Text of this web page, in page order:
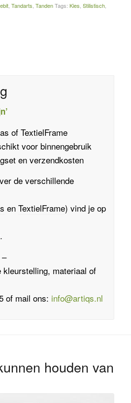
, Tandarts Tanden Tags: Kies Stilistisch,
of TextielFrame
voor binnengebruik
en verzendkosten
de verschillende
en TextielFrame) vind je op
.
kleurstelling, materiaal of
of mail ons: info@artiqs.nl
houden van